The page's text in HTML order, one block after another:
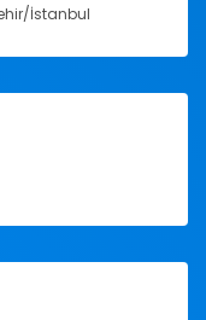
İstanbul